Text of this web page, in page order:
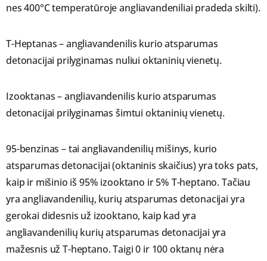
nes 400°C temperatūroje angliavandeniliai pradeda skilti).
T-Heptanas – angliavandenilis kurio atsparumas
detonacijai prilyginamas nuliui oktaninių vienetų.
Izooktanas – angliavandenilis kurio atsparumas
detonacijai prilyginamas šimtui oktaninių vienetų.
95-benzinas – tai angliavandenilių mišinys, kurio
atsparumas detonacijai (oktaninis skaičius) yra toks pats,
kaip ir mišinio iš 95% izooktano ir 5% T-heptano. Tačiau
yra angliavandenilių, kurių atsparumas detonacijai yra
gerokai didesnis už izooktano, kaip kad yra
angliavandenilių kurių atsparumas detonacijai yra
mažesnis už T-heptano. Taigi 0 ir 100 oktanų nėra